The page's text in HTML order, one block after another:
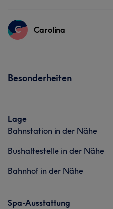
Services
C Carolina
Besonderheiten
Lage
Bahnstation in der Nähe
Bushaltestelle in der Nähe
Bahnhof in der Nähe
Spa-Ausstattung